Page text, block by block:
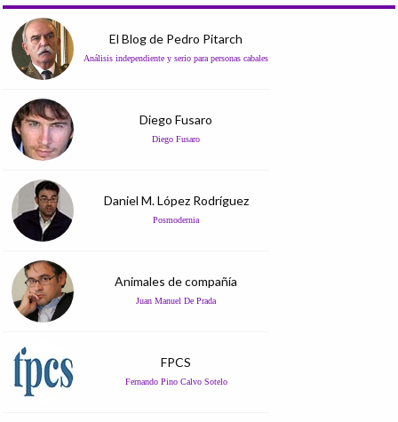
El Blog de Pedro Pitarch
Análisis independiente y serio para personas cabales
Diego Fusaro
Diego Fusaro
Daniel M. López Rodríguez
Posmodernia
Animales de compañía
Juan Manuel De Prada
FPCS
Fernando Pino Calvo Sotelo